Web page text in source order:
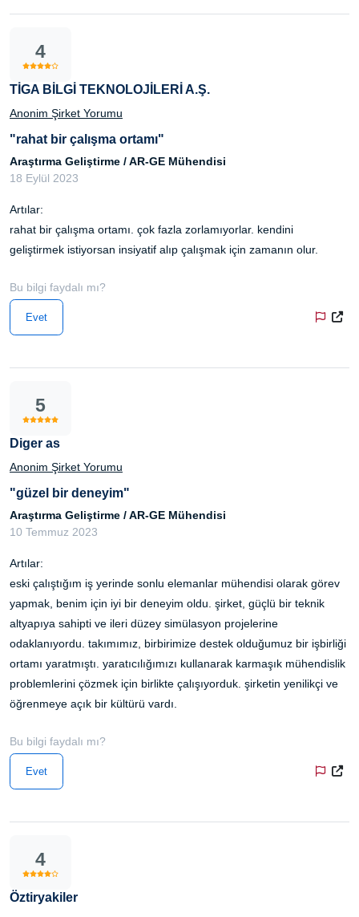
4
TİGA BİLGİ TEKNOLOJİLERİ A.Ş.
Anonim Şirket Yorumu
"rahat bir çalışma ortamı"
Araştırma Geliştirme / AR-GE Mühendisi
18 Eylül 2023
Artılar:
rahat bir çalışma ortamı. çok fazla zorlamıyorlar. kendini
geliştirmek istiyorsan insiyatif alıp çalışmak için zamanın olur.
Bu bilgi faydalı mı?
Evet
5
Diger as
Anonim Şirket Yorumu
"güzel bir deneyim"
Araştırma Geliştirme / AR-GE Mühendisi
10 Temmuz 2023
Artılar:
eski çalıştığım iş yerinde sonlu elemanlar mühendisi olarak görev
yapmak, benim için iyi bir deneyim oldu. şirket, güçlü bir teknik
altyapıya sahipti ve ileri düzey simülasyon projelerine
odaklanıyordu. takımımız, birbirimize destek olduğumuz bir işbirliği
ortamı yaratmıştı. yaratıcılığımızı kullanarak karmaşık mühendislik
problemlerini çözmek için birlikte çalışıyorduk. şirketin yenilikçi ve
öğrenmeye açık bir kültürü vardı.
Bu bilgi faydalı mı?
Evet
4
Öztiryakiler